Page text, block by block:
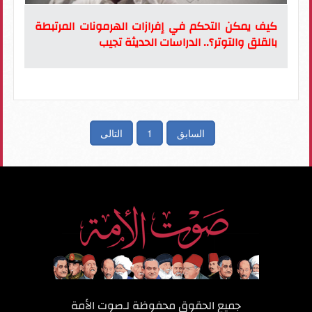
كيف يمكن التحكم في إفرازات الهرمونات المرتبطة
بالقلق والتوتر؟.. الدراسات الحديثة تجيب
السابق 1 التالى
جميع الحقوق محفوظة لـصوت الأمة